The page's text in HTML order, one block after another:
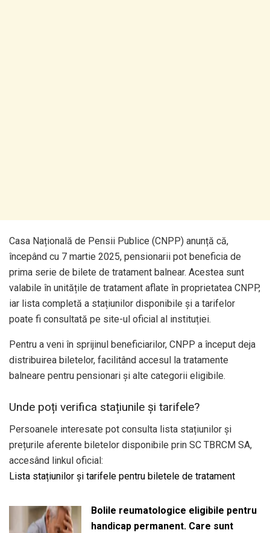
Casa Națională de Pensii Publice (CNPP) anunță că,
începând cu 7 martie 2025, pensionarii pot beneficia de
prima serie de bilete de tratament balnear. Acestea sunt
valabile în unitățile de tratament aflate în proprietatea CNPP,
iar lista completă a stațiunilor disponibile și a tarifelor
poate fi consultată pe site-ul oficial al instituției.
Pentru a veni în sprijinul beneficiarilor, CNPP a început deja
distribuirea biletelor, facilitând accesul la tratamente
balneare pentru pensionari și alte categorii eligibile.
Unde poți verifica stațiunile și tarifele?
Persoanele interesate pot consulta lista stațiunilor și
prețurile aferente biletelor disponibile prin SC TBRCM SA,
accesând linkul oficial:
Lista stațiunilor și tarifele pentru biletele de tratament
Bolile reumatologice eligibile pentru
handicap permanent. Care sunt